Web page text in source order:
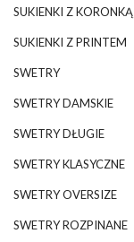
SUKIENKI Z KORONKĄ
SUKIENKI Z PRINTEM
SWETRY
SWETRY DAMSKIE
SWETRY DŁUGIE
SWETRY KLASYCZNE
SWETRY OVERSIZE
SWETRY ROZPINANE